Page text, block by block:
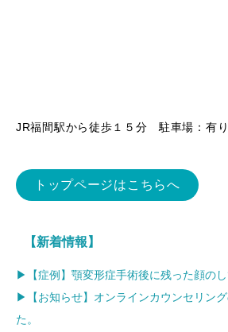
JR福間駅から徒歩１５分 駐車場：有
トップページはこちらへ
【新着情報】
▶【症例】顎変形症手術後に残った顔の
▶【お知らせ】オンラインカウンセリン
た。